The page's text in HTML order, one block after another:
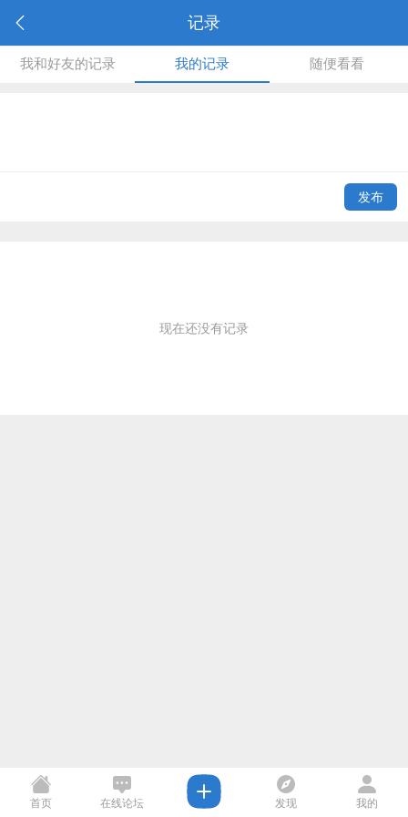
记录
我和好友的记录 我的记录 随便看看
发布
现在还没有记录
首页 在线论坛 发现 我的